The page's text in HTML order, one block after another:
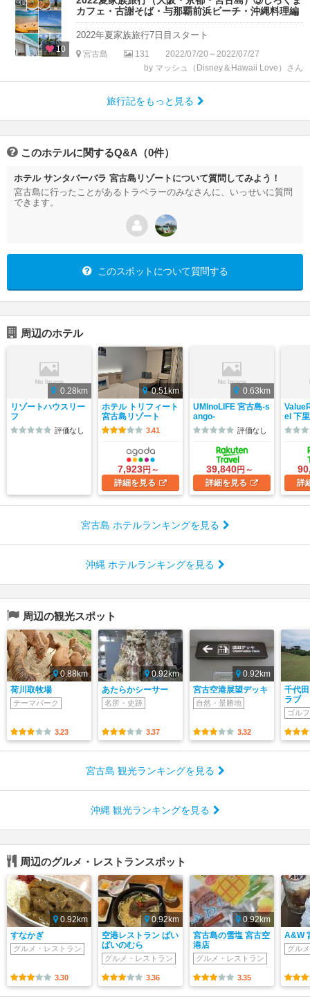
10
カフェ・古謝そば・与那覇前浜ビーチ・沖縄料理編
2022年夏家族旅行7日目スタート
宮古島 131
2022/07/20～2022/07/27
by マッシュ（Disney＆Hawaii Love）さん
旅行記をもっと見る
このホテルに関するQ&A（0件）
ホテル サンタバーバラ 宮古島リゾートについて質問してみよう！
宮古島に行ったことがあるトラベラーのみなさんに、いっせいに質問
できます。
このスポットについて質問する
周辺のホテル
0.28km
リゾートハウスリー
フ
評価なし
0.51km
ホテル トリフィート
宮古島リゾート
3.41
7,923円～
詳細を見る
0.63km
UMInoLIFE 宮古島-s
ango-
評価なし
39,840円～
詳細を見る
el 下里
詳
宮古島 ホテルランキングを見る
沖縄 ホテルランキングを見る
周辺の観光スポット
0.88km
荷川取牧場
テーマパーク
3.23
0.92km
あたらかシーサー
名所・史跡
3.37
0.92km
宮古空港展望デッキ
自然・景勝地
3.32
千代
ラブ
ゴル
宮古島 観光ランキングを見る
沖縄 観光ランキングを見る
周辺のグルメ・レストランスポット
0.92km
すなかぎ
グルメ・レストラン
3.30
0.92km
空港レストラン ぱい
ぱいのむら
グルメ・レストラン
3.36
0.92km
宮古島の雪塩 宮古空
港店
グルメ・レストラン
3.35
A&W
グル